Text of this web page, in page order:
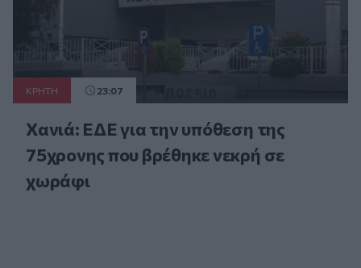
ΚΡΗΤΗ 23:07
Χανιά: ΕΔΕ για την υπόθεση της
75χρονης που βρέθηκε νεκρή σε
χωράφι